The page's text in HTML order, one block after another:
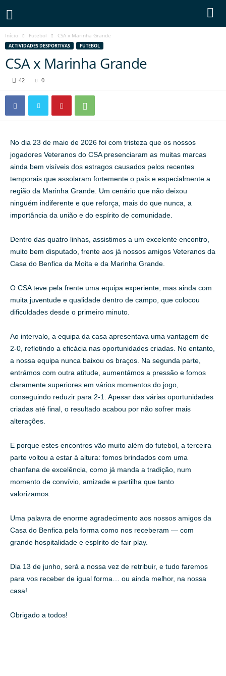
Início Futebol CSA x Marinha Grande
ACTIVIDADES DESPORTIVAS FUTEBOL
CSA x Marinha Grande
42 0
No dia 23 de maio de 2026 foi com tristeza que os nossos
jogadores Veteranos do CSA presenciaram as muitas marcas
ainda bem visíveis dos estragos causados pelos recentes
temporais que assolaram fortemente o país e especialmente a
região da Marinha Grande. Um cenário que não deixou
ninguém indiferente e que reforça, mais do que nunca, a
importância da união e do espírito de comunidade.
Dentro das quatro linhas, assistimos a um excelente encontro,
muito bem disputado, frente aos já nossos amigos Veteranos da
Casa do Benfica da Moita e da Marinha Grande.
O CSA teve pela frente uma equipa experiente, mas ainda com
muita juventude e qualidade dentro de campo, que colocou
dificuldades desde o primeiro minuto.
Ao intervalo, a equipa da casa apresentava uma vantagem de
2-0, refletindo a eficácia nas oportunidades criadas. No entanto,
a nossa equipa nunca baixou os braços. Na segunda parte,
entrámos com outra atitude, aumentámos a pressão e fomos
claramente superiores em vários momentos do jogo,
conseguindo reduzir para 2-1. Apesar das várias oportunidades
criadas até final, o resultado acabou por não sofrer mais
alterações.
E porque estes encontros vão muito além do futebol, a terceira
parte voltou a estar à altura: fomos brindados com uma
chanfana de excelência, como já manda a tradição, num
momento de convívio, amizade e partilha que tanto
valorizamos.
Uma palavra de enorme agradecimento aos nossos amigos da
Casa do Benfica pela forma como nos receberam — com
grande hospitalidade e espírito de fair play.
Dia 13 de junho, será a nossa vez de retribuir, e tudo faremos
para vos receber de igual forma… ou ainda melhor, na nossa
casa!
Obrigado a todos!